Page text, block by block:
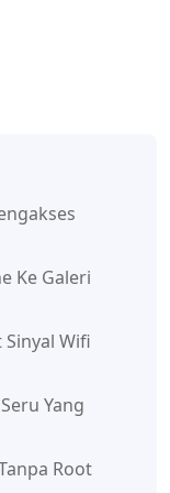
Ke Galeri
Sinyal Wifi
Yang
Root